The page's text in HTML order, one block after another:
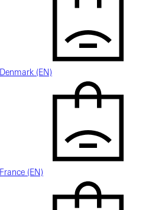
Denmark (EN)
France (EN)